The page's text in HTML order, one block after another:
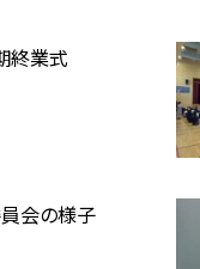
終業式
会の様子